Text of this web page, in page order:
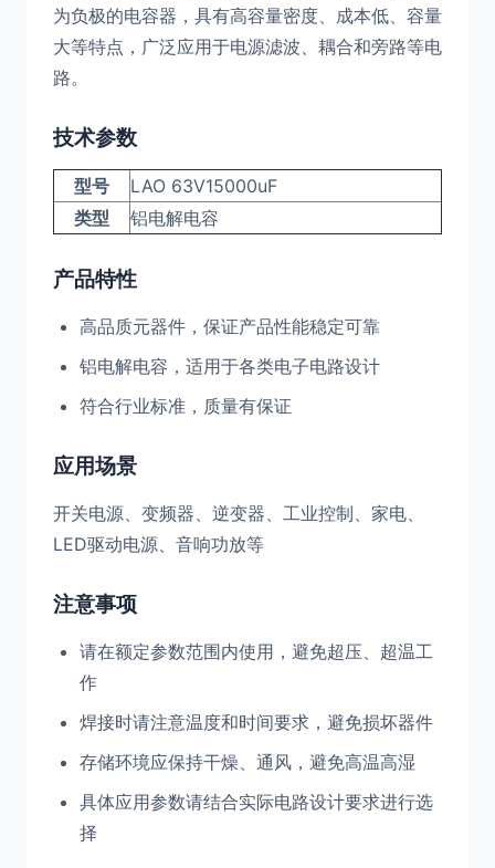
为负极的电容器，具有高容量密度、成本低、容量
大等特点，广泛应用于电源滤波、耦合和旁路等电
路。
技术参数
型号
LAO 63V15000uF
类型
铝电解电容
产品特性
高品质元器件，保证产品性能稳定可靠
铝电解电容，适用于各类电子电路设计
符合行业标准，质量有保证
应用场景
开关电源、变频器、逆变器、工业控制、家电、
LED驱动电源、音响功放等
注意事项
请在额定参数范围内使用，避免超压、超温工
作
焊接时请注意温度和时间要求，避免损坏器件
存储环境应保持干燥、通风，避免高温高湿
具体应用参数请结合实际电路设计要求进行选
择